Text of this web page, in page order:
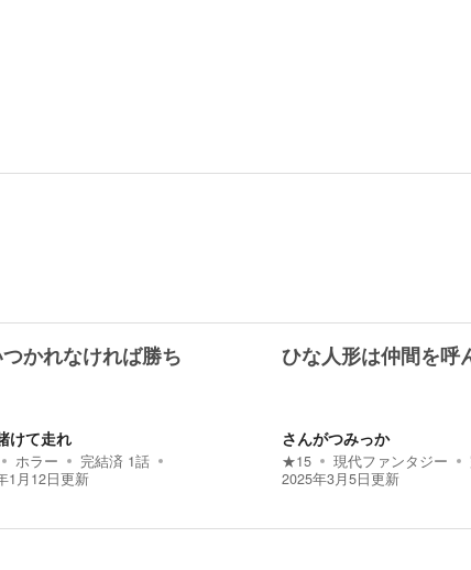
かれなければ勝ち
けて走れ
ホラー 完結済 1話
1月12日更新
ひな人形は仲間を呼
さんがつみっか
★15 現代ファンタジー
2025年3月5日更新